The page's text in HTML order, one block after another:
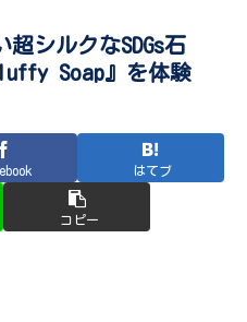
シルクなSDGs石
Soap』を体験
はてブ
コピー